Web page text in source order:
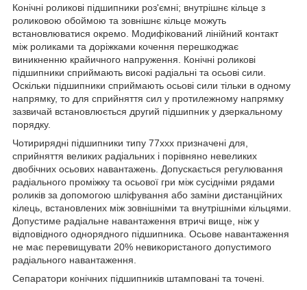
Конічні роликові підшипники роз'ємні; внутрішнє кільце з
роликовою обоймою та зовнішнє кільце можуть
встановлюватися окремо. Модифікований лінійний контакт
між роликами та доріжками кочення перешкоджає
виникненню крайичного напруження. Конічні роликові
підшипники сприймають високі радіальні та осьові сили.
Оскільки підшипники сприймають осьові сили тільки в одному
напрямку, то для сприйняття сил у протилежному напрямку
зазвичай встановлюється другий підшипник у дзеркальному
порядку.
Чотирирядні підшипники типу 77ххх призначені для,
сприйняття великих радіальних і порівняно невеликих
двобічних осьових навантажень. Допускається регулювання
радіального проміжку та осьової гри між сусідніми рядами
роликів за допомогою шліфування або заміни дистанційних
кілець, встановлених між зовнішніми та внутрішніми кільцями.
Допустиме радіальне навантаження втричі вище, ніж у
відповідного однорядного підшипника. Осьове навантаження
не має перевищувати 20% невикористаного допустимого
радіального навантаження.
Сепаратори конічних підшипників штамповані та точені.